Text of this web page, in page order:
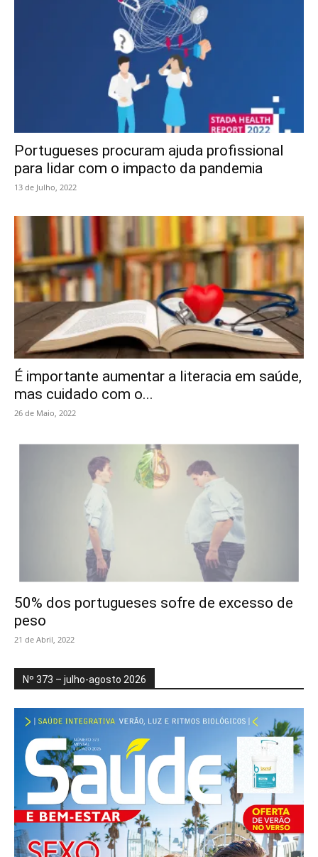
Portugueses procuram ajuda profissional
para lidar com o impacto da pandemia
13 de Julho, 2022
É importante aumentar a literacia em saúde,
mas cuidado com o...
26 de Maio, 2022
50% dos portugueses sofre de excesso de
peso
21 de Abril, 2022
Nº 373 – julho-agosto 2026